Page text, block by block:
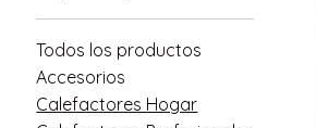
Todos los productos
Accesorios
Calefactores Hogar